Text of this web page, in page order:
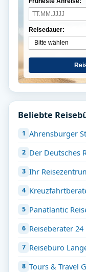
Reisedauer:
Beliebte
Ahrensburger
Der Deutsches
Ihr
Panatlantic
Reiseberater 24
Reisebüro
Tours & Travel